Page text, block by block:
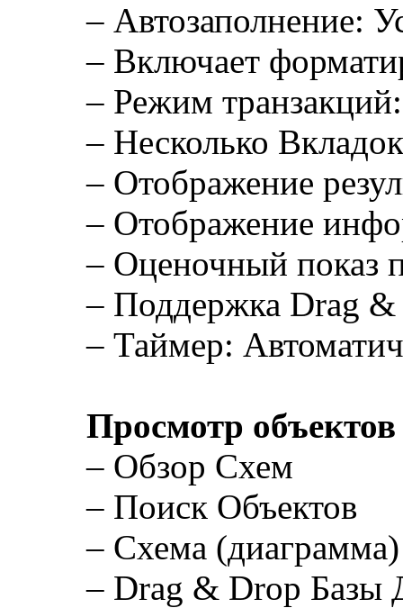
– Автозаполнение:
– Включает
– Режим
– Несколько
– Отображение
– Отображение
– Оценочный показ
– Поддержка Drag
– Таймер:
Просмотр объектов
– Обзор Схем
– Поиск Объектов
– Схема
– Drag & Drop Базы